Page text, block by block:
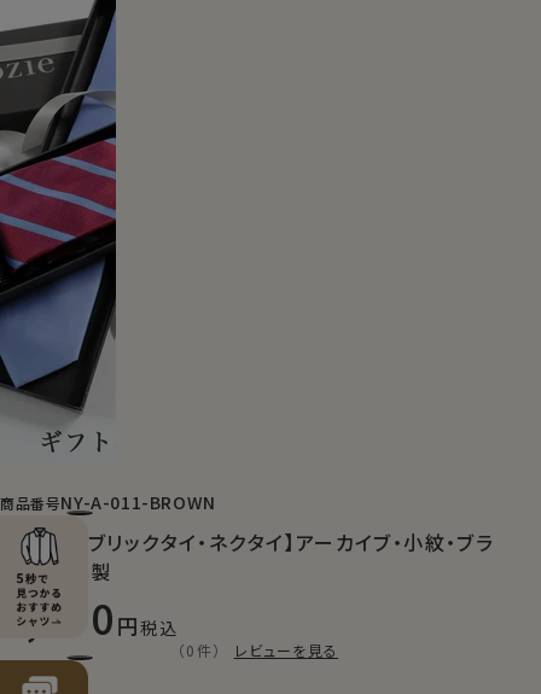
商品番号NY-A-011-BROWN
【山梨ファブリックタイ・ネクタイ】アーカイブ・小紋・ブラ
ウン・日本製
7,150 税込
（0件） レビューを見る